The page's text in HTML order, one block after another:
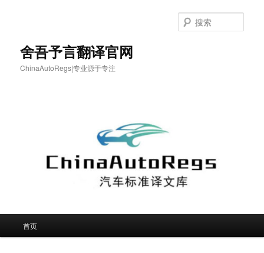
舍吾予言翻译官网
ChinaAutoRegs|专业源于专注
索
首页